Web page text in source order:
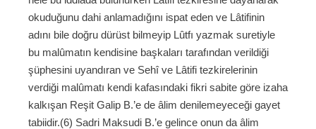
okuduğunu dahi anlamadığını ispat eden ve Lâtifinin
adını bile doğru dürüst bilmeyip Lûtfı yazmak suretiyle
bu malûmatın kendisine başkaları tarafından verildiği
şüphesini uyandıran ve Sehî ve Lâtifi tezkirelerinin
verdiği malûmatı kendi kafasındaki fikri sabite göre izaha
kalkışan Reşit Galip B.’e de âlim denilemeyeceği gayet
tabiidir.(6) Sadri Maksudi B.’e gelince onun da âlim